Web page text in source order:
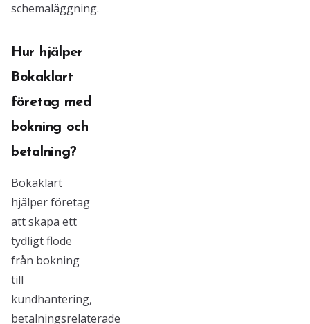
schemaläggning.
Hur hjälper
Bokaklart
företag med
bokning och
betalning?
Bokaklart
hjälper företag
att skapa ett
tydligt flöde
från bokning
till
kundhantering,
betalningsrelaterade